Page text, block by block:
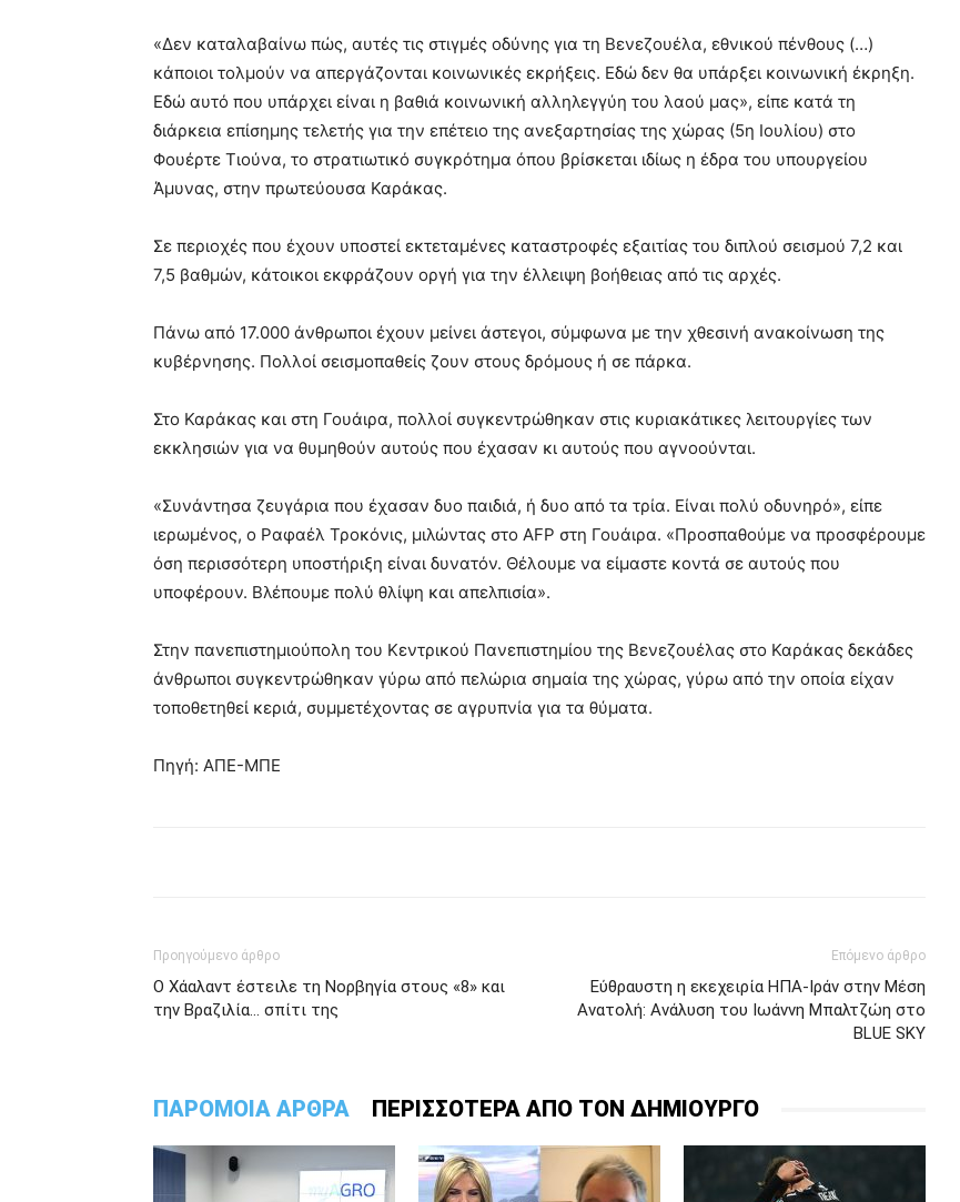
«Δεν καταλαβαίνω πώς, αυτές τις στιγμές οδύνης για τη Βενεζουέλα, εθνικού πένθους (…)
κάποιοι τολμούν να απεργάζονται κοινωνικές εκρήξεις. Εδώ δεν θα υπάρξει κοινωνική έκρηξη.
Εδώ αυτό που υπάρχει είναι η βαθιά κοινωνική αλληλεγγύη του λαού μας», είπε κατά τη
διάρκεια επίσημης τελετής για την επέτειο της ανεξαρτησίας της χώρας (5η Ιουλίου) στο
Φουέρτε Τιούνα, το στρατιωτικό συγκρότημα όπου βρίσκεται ιδίως η έδρα του υπουργείου
Άμυνας, στην πρωτεύουσα Καράκας.
Σε περιοχές που έχουν υποστεί εκτεταμένες καταστροφές εξαιτίας του διπλού σεισμού 7,2 και
7,5 βαθμών, κάτοικοι εκφράζουν οργή για την έλλειψη βοήθειας από τις αρχές.
Πάνω από 17.000 άνθρωποι έχουν μείνει άστεγοι, σύμφωνα με την χθεσινή ανακοίνωση της
κυβέρνησης. Πολλοί σεισμοπαθείς ζουν στους δρόμους ή σε πάρκα.
Στο Καράκας και στη Γουάιρα, πολλοί συγκεντρώθηκαν στις κυριακάτικες λειτουργίες των
εκκλησιών για να θυμηθούν αυτούς που έχασαν κι αυτούς που αγνοούνται.
«Συνάντησα ζευγάρια που έχασαν δυο παιδιά, ή δυο από τα τρία. Είναι πολύ οδυνηρό», είπε
ιερωμένος, ο Ραφαέλ Τροκόνις, μιλώντας στο AFP στη Γουάιρα. «Προσπαθούμε να προσφέρουμε
όση περισσότερη υποστήριξη είναι δυνατόν. Θέλουμε να είμαστε κοντά σε αυτούς που
υποφέρουν. Βλέπουμε πολύ θλίψη και απελπισία».
Στην πανεπιστημιούπολη του Κεντρικού Πανεπιστημίου της Βενεζουέλας στο Καράκας δεκάδες
άνθρωποι συγκεντρώθηκαν γύρω από πελώρια σημαία της χώρας, γύρω από την οποία είχαν
τοποθετηθεί κεριά, συμμετέχοντας σε αγρυπνία για τα θύματα.
Πηγή: ΑΠΕ-ΜΠΕ
Προηγούμενο άρθρο
Ο Χάαλαντ έστειλε τη Νορβηγία στους «8» και
την Βραζιλία… σπίτι της
Επόμενο άρθρο
Εύθραυστη η εκεχειρία ΗΠΑ-Ιράν στην Μέση
Ανατολή: Ανάλυση του Ιωάννη Μπαλτζώη στο
BLUE SKY
ΠΑΡΟΜΟΙΑ ΑΡΘΡΑ ΠΕΡΙΣΣΟΤΕΡΑ ΑΠΟ ΤΟΝ ΔΗΜΙΟΥΡΓΟ